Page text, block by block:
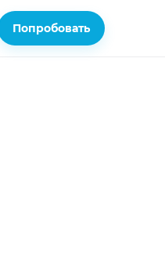
Попробовать